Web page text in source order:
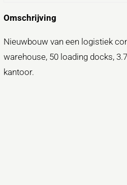
Omschrijving
Nieuwbouw van een logistiek
warehouse, 50 loading docks,
kantoor.